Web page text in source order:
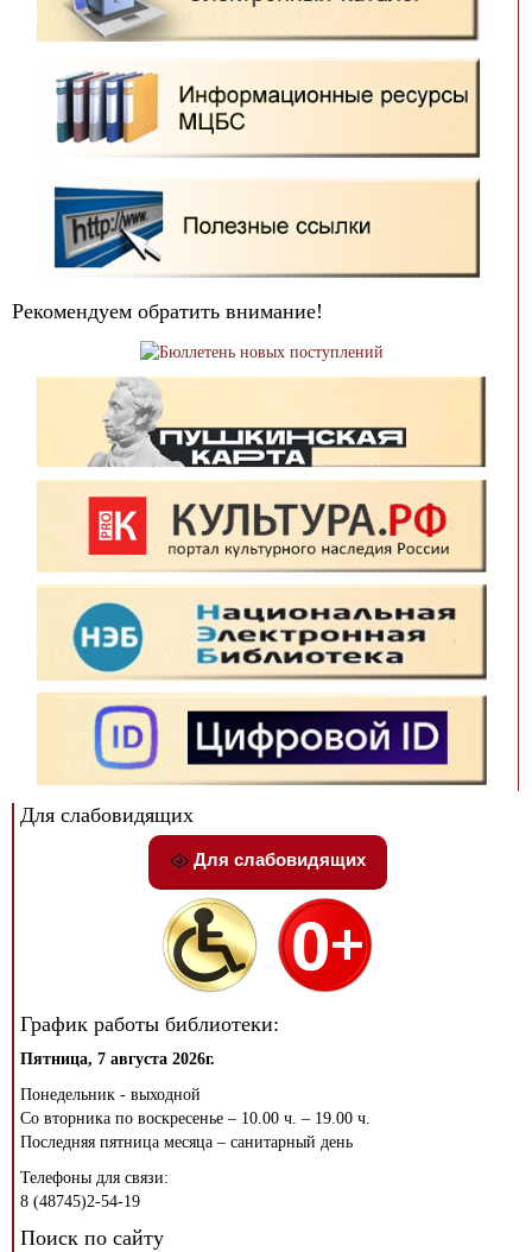
Рекомендуем обратить внимание!
Для слабовидящих
Для слабовидящих
График работы библиотеки:
Пятница, 7 августа 2026г.
Понедельник - выходной
Со вторника по воскресенье – 10.00 ч. – 19.00 ч.
Последняя пятница месяца – санитарный день
Телефоны для связи:
8 (48745)2-54-19
Поиск по сайту